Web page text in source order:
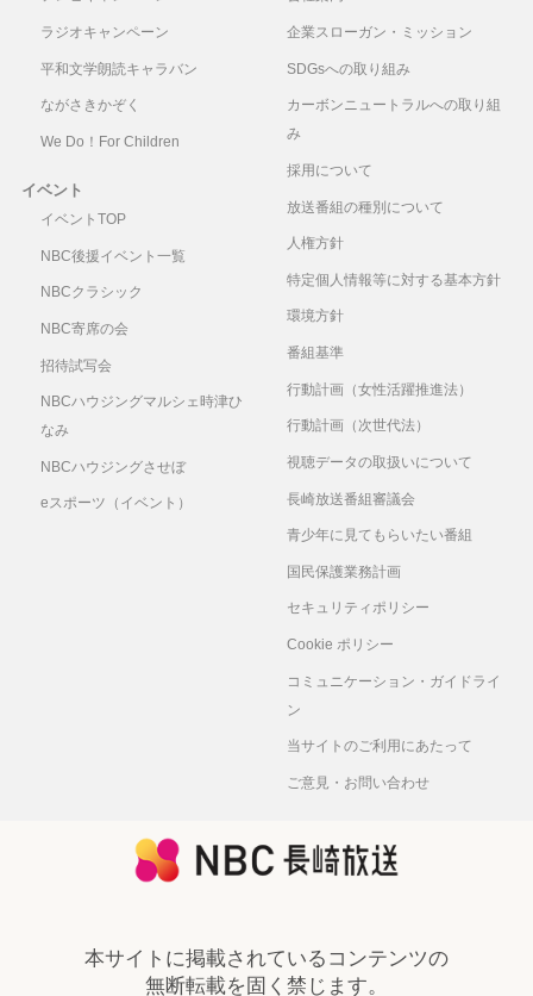
ラジオキャンペーン
平和文学朗読キャラバン
ながさきかぞく
We Do！For Children
イベント
イベントTOP
NBC後援イベント一覧
NBCクラシック
NBC寄席の会
招待試写会
NBCハウジングマルシェ時津ひ
なみ
NBCハウジングさせぼ
eスポーツ（イベント）
企業スローガン・ミッション
SDGsへの取り組み
カーボンニュートラルへの取り組
み
採用について
放送番組の種別について
人権方針
特定個人情報等に対する基本方針
環境方針
番組基準
行動計画（女性活躍推進法）
行動計画（次世代法）
視聴データの取扱いについて
長崎放送番組審議会
青少年に見てもらいたい番組
国民保護業務計画
セキュリティポリシー
Cookie ポリシー
コミュニケーション・ガイドライ
ン
当サイトのご利用にあたって
ご意見・お問い合わせ
本サイトに掲載されているコンテンツの
無断転載を固く禁じます。